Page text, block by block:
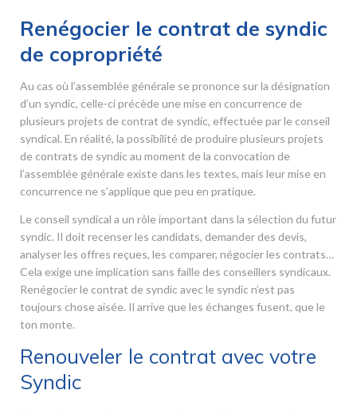
Renégocier le contrat de syndic
de copropriété
Au cas où l’assemblée générale se prononce sur la désignation
d’un syndic, celle-ci précède une mise en concurrence de
plusieurs projets de contrat de syndic, effectuée par le conseil
syndical. En réalité, la possibilité de produire plusieurs projets
de contrats de syndic au moment de la convocation de
l’assemblée générale existe dans les textes, mais leur mise en
concurrence ne s’applique que peu en pratique.
Le conseil syndical a un rôle important dans la sélection du futur
syndic. Il doit recenser les candidats, demander des devis,
analyser les offres reçues, les comparer, négocier les contrats…
Cela exige une implication sans faille des conseillers syndicaux.
Renégocier le contrat de syndic avec le syndic n’est pas
toujours chose aisée. Il arrive que les échanges fusent, que le
ton monte.
Renouveler le contrat avec votre
Syndic